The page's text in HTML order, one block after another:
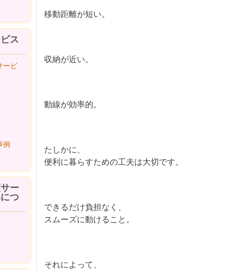
移動距離が短い。
収納が近い。
動線が効率的。
たしかに、
便利に暮らすための工夫は大切です。
できるだけ負担なく、
スムーズに動けること。
それによって、
ス
ービ
例
ー
つ